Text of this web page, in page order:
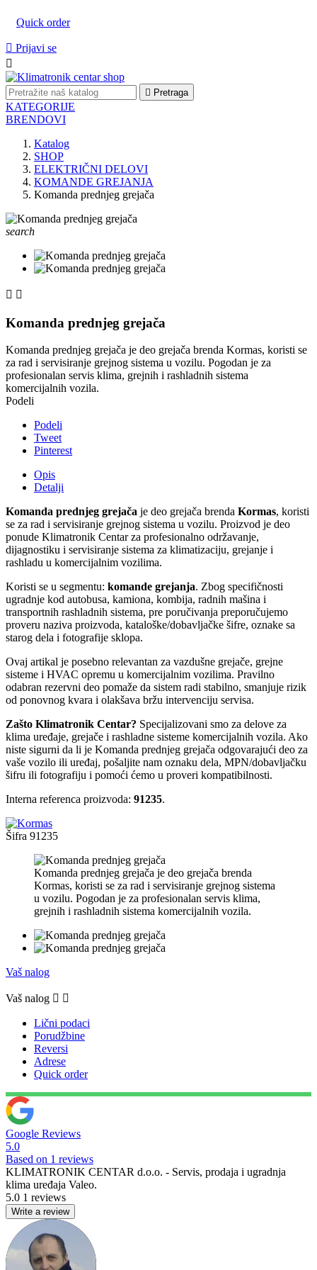
Quick order
 Prijavi se

 Pretraga
KATEGORIJE
BRENDOVI
Katalog
SHOP
ELEKTRIČNI DELOVI
KOMANDE GREJANJA
Komanda prednjeg grejača
search
 
Komanda prednjeg grejača
Komanda prednjeg grejača je deo grejača brenda Kormas, koristi se
za rad i servisiranje grejnog sistema u vozilu. Pogodan je za
profesionalan servis klima, grejnih i rashladnih sistema
komercijalnih vozila.
Podeli
Podeli
Tweet
Pinterest
Opis
Detalji
Komanda prednjeg grejača je deo grejača brenda Kormas, koristi
se za rad i servisiranje grejnog sistema u vozilu. Proizvod je deo
ponude Klimatronik Centar za profesionalno održavanje,
dijagnostiku i servisiranje sistema za klimatizaciju, grejanje i
rashladu u komercijalnim vozilima.
Koristi se u segmentu: komande grejanja. Zbog specifičnosti
ugradnje kod autobusa, kamiona, kombija, radnih mašina i
transportnih rashladnih sistema, pre poručivanja preporučujemo
proveru naziva proizvoda, kataloške/dobavljačke šifre, oznake sa
starog dela i fotografije sklopa.
Ovaj artikal je posebno relevantan za vazdušne grejače, grejne
sisteme i HVAC opremu u komercijalnim vozilima. Pravilno
odabran rezervni deo pomaže da sistem radi stabilno, smanjuje rizik
od ponovnog kvara i olakšava bržu intervenciju servisa.
Zašto Klimatronik Centar? Specijalizovani smo za delove za
klima uređaje, grejače i rashladne sisteme komercijalnih vozila. Ako
niste sigurni da li je Komanda prednjeg grejača odgovarajući deo za
vaše vozilo ili uređaj, pošaljite nam oznaku dela, MPN/dobavljačku
šifru ili fotografiju i pomoći ćemo u proveri kompatibilnosti.
Interna referenca proizvoda: 91235.
Šifra 91235
Komanda prednjeg grejača je deo grejača brenda
Kormas, koristi se za rad i servisiranje grejnog sistema
u vozilu. Pogodan je za profesionalan servis klima,
grejnih i rashladnih sistema komercijalnih vozila.
Vaš nalog
Vaš nalog  
Lični podaci
Porudžbine
Reversi
Adrese
Quick order
Google Reviews
5.0
Based on 1 reviews
KLIMATRONIK CENTAR d.o.o. - Servis, prodaja i ugradnja
klima uređaja Valeo.
5.0 1 reviews
Write a review